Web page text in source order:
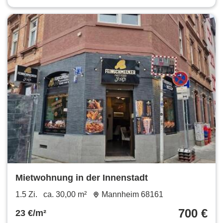
Mietwohnung in der Innenstadt
1.5 Zi. ca. 30,00 m² Mannheim 68161
23 €/m² 700 €